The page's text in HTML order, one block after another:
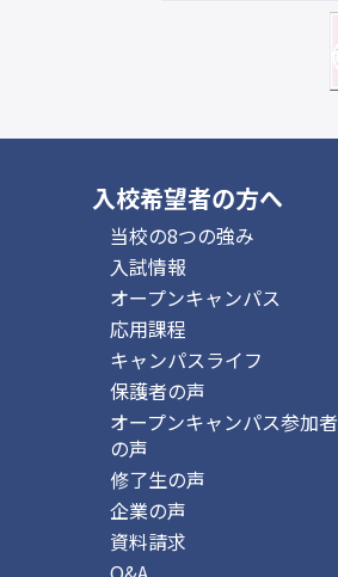
入校希望者の方へ
当校の8つの強み
入試情報
オープンキャンパス
応用課程
キャンパスライフ
保護者の声
オープンキャンパス参加者
の声
修了生の声
企業の声
資料請求